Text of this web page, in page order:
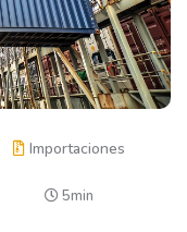
Importaciones
5min